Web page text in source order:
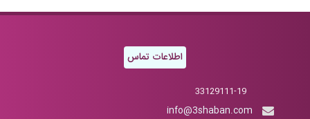
اطلاعات تماس
33129111-19
info@3shaban.com